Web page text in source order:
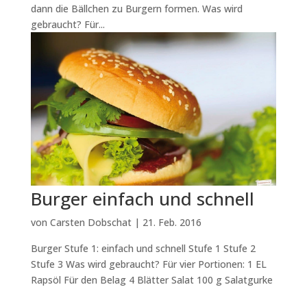
dann die Bällchen zu Burgern formen. Was wird
gebraucht? Für...
Burger einfach und schnell
von Carsten Dobschat| 21. Feb. 2016
Burger Stufe 1: einfach und schnell Stufe 1 Stufe 2
Stufe 3 Was wird gebraucht? Für vier Portionen: 1 EL
Rapsöl Für den Belag 4 Blätter Salat 100 g Salatgurke